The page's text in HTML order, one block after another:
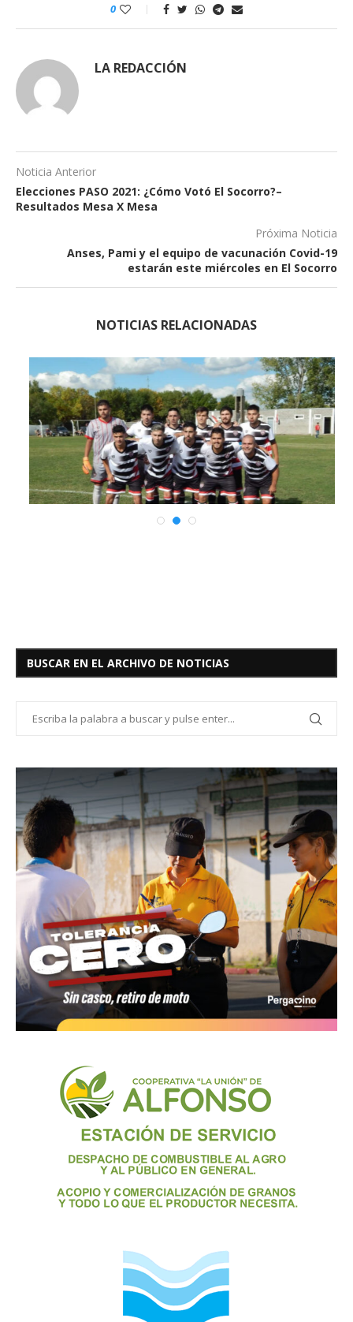
0
LA REDACCIÓN
Noticia Anterior
Elecciones PASO 2021: ¿Cómo Votó El Socorro?–
Resultados Mesa X Mesa
Próxima Noticia
Anses, Pami y el equipo de vacunación Covid-19
estarán este miércoles en El Socorro
NOTICIAS RELACIONADAS
BUSCAR EN EL ARCHIVO DE NOTICIAS